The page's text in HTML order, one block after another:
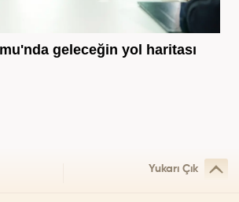
geleceğin yol haritası
Yukarı Çık